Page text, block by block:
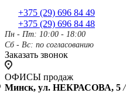
+375 (29) 696 84 49
+375 (29) 696 84 48
Пн - Пт: 10:00 - 18:00
Сб - Вс: по согласованию
Заказать звонок
ОФИСЫ продаж
Минск, ул. НЕКРАСОВА, 5